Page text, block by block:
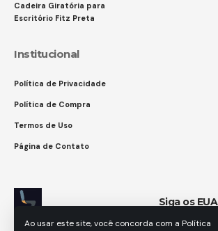
Ao usar este site, você concorda com a Política
Cadeira Giratória para
Escritório Fitz Preta
Institucional
Política de Privacidade
Política de Compra
Termos de Uso
Página de Contato
Siga os EUA